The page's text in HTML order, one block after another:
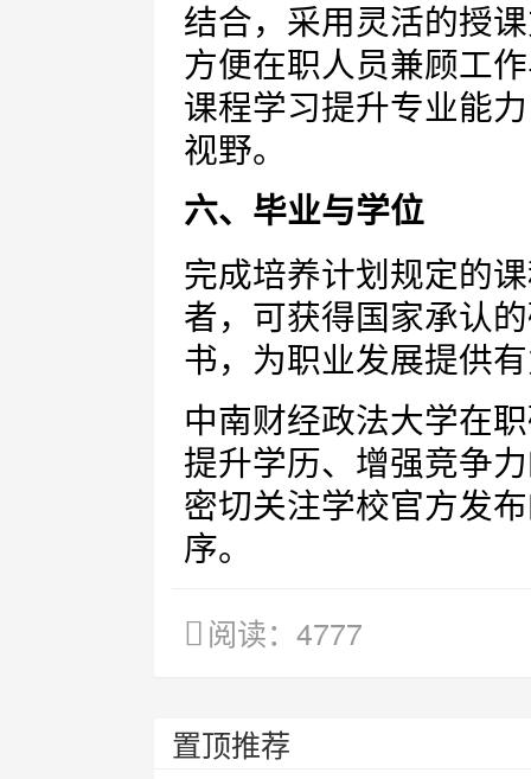
结合，采用灵活的授
方便在职人员兼顾工
课程学习提升专业能
视野。
六、毕业与学位
完成培养计划规定的
者，可获得国家承认
书，为职业发展提供
中南财经政法大学在
提升学历、增强竞争
密切关注学校官方发
序。
阅读：4777
置顶推荐